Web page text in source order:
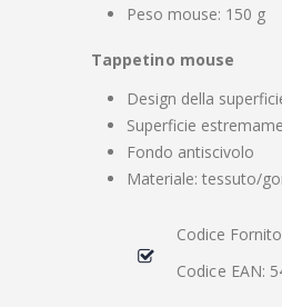
Peso mouse: 150 g
Tappetino mouse
Design della
Superficie
Fondo antiscivolo
Materiale: tessuto/
Codice
Codice EAN: